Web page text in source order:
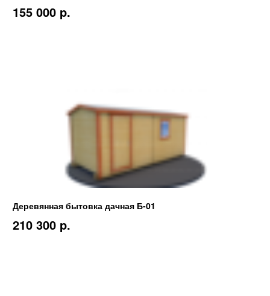
155 000 p.
Деревянная бытовка дачная Б-01
210 300 p.